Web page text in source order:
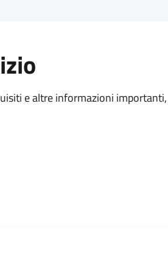
e altre informazioni